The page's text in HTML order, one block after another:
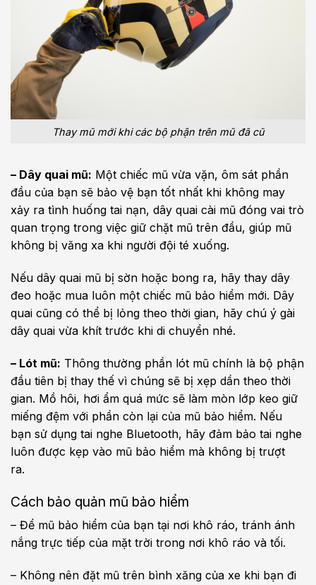
Thay mũ mới khi các bộ phận trên mũ đã cũ
– Dây quai mũ: Một chiếc mũ vừa vặn, ôm sát phần
đầu của bạn sẽ bảo vệ bạn tốt nhất khi không may
xảy ra tình huống tai nạn, dây quai cài mũ đóng vai trò
quan trọng trong việc giữ chặt mũ trên đầu, giúp mũ
không bị văng xa khi người đội té xuống.
Nếu dây quai mũ bị sờn hoặc bong ra, hãy thay dây
đeo hoặc mua luôn một chiếc mũ bảo hiểm mới. Dây
quai cũng có thể bị lỏng theo thời gian, hãy chú ý gài
dây quai vừa khít trước khi di chuyển nhé.
– Lót mũ: Thông thường phần lót mũ chính là bộ phận
đầu tiên bị thay thế vì chúng sẽ bị xẹp dần theo thời
gian. Mồ hôi, hơi ẩm quá mức sẽ làm mòn lớp keo giữ
miếng đệm với phần còn lại của mũ bảo hiểm. Nếu
bạn sử dụng tai nghe Bluetooth, hãy đảm bảo tai nghe
luôn được kẹp vào mũ bảo hiểm mà không bị trượt
ra.
Cách bảo quản mũ bảo hiểm
– Để mũ bảo hiểm của bạn tại nơi khô ráo, tránh ánh
nắng trực tiếp của mặt trời trong nơi khô ráo và tối.
– Không nên đặt mũ trên bình xăng của xe khi bạn đi